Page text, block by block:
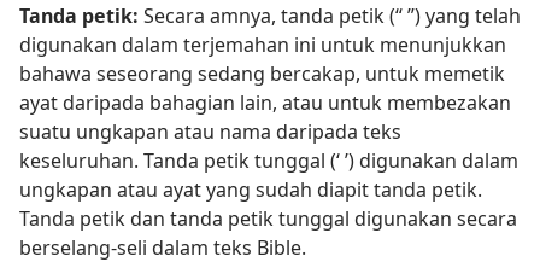
Tanda petik: Secara amnya, tanda petik (“ ”) yang telah
digunakan dalam terjemahan ini untuk menunjukkan
bahawa seseorang sedang bercakap, untuk memetik
ayat daripada bahagian lain, atau untuk membezakan
suatu ungkapan atau nama daripada teks
keseluruhan. Tanda petik tunggal (‘ ’) digunakan dalam
ungkapan atau ayat yang sudah diapit tanda petik.
Tanda petik dan tanda petik tunggal digunakan secara
berselang-seli dalam teks Bible.